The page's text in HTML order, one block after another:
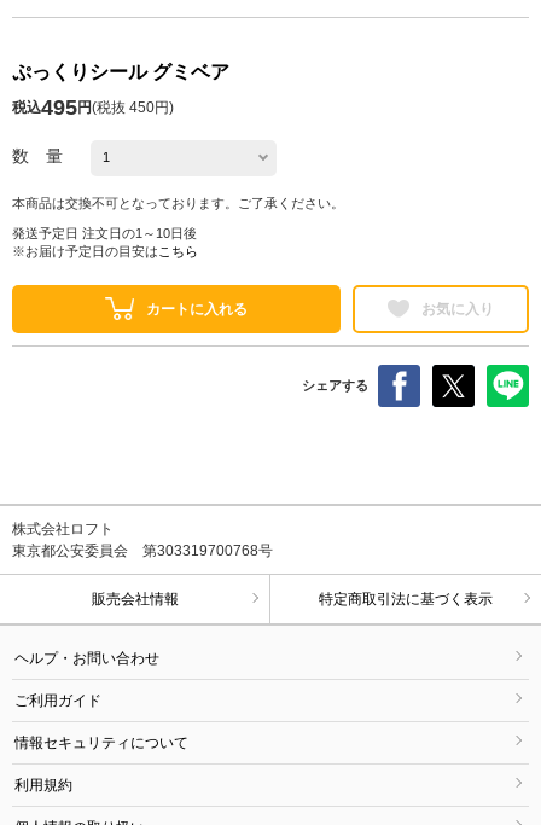
ぷっくりシール グミベア
税込495円(税抜 450円)
数 量
本商品は交換不可となっております。ご了承ください。
発送予定日 注文日の1～10日後
※お届け予定日の目安は こちら
カートに入れる お気に入り
シェアする
株式会社ロフト
東京都公安委員会 第303319700768号
販売会社情報 特定商取引法に基づく表示
ヘルプ・お問い合わせ
ご利用ガイド
情報セキュリティについて
利用規約